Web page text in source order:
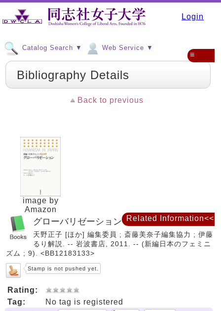
Login
Catalog Search ▼ Web Service ▼
≡
Bibliography Details
Back to previous
image by
Amazon
グローバリゼーション
天野正子 [ほか] 編集委員 ; 斎藤美奈子編集協力 ; 伊藤
るり解説. -- 岩波書店, 2011. -- (新編日本のフェミニ
ズム ; 9). <BB12183133>
Stamp is not pushed yet.
Rating:
Tag:
No tag is registered
Related Information<<